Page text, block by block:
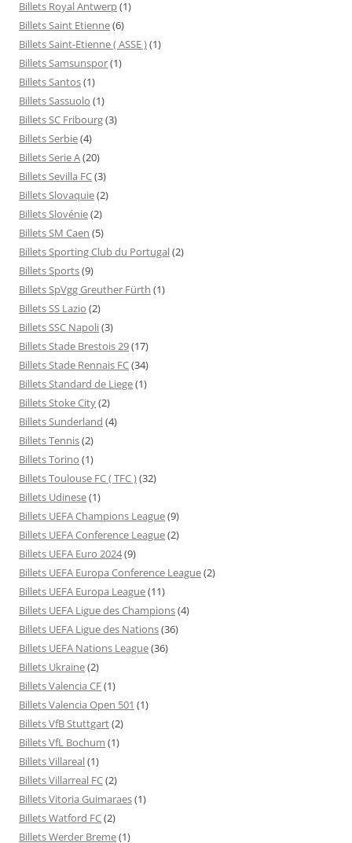
Billets Royal Antwerp(1)
Billets Saint Etienne(6)
Billets Saint-Etienne ( ASSE )(1)
Billets Samsunspor(1)
Billets Santos(1)
Billets Sassuolo (1)
Billets SC Fribourg(3)
Billets Serbie(4)
Billets Serie A(20)
Billets Sevilla FC(3)
Billets Slovaquie(2)
Billets Slovénie(2)
Billets SM Caen (5)
Billets Sporting Club du Portugal(2)
Billets Sports(9)
Billets SpVgg Greuther Fürth (1)
Billets SS Lazio (2)
Billets SSC Napoli(3)
Billets Stade Brestois 29(17)
Billets Stade Rennais FC(34)
Billets Standard de Liege(1)
Billets Stoke City(2)
Billets Sunderland (4)
Billets Tennis(2)
Billets Torino (1)
Billets Toulouse FC ( TFC )(32)
Billets Udinese(1)
Billets UEFA Champions League(9)
Billets UEFA Conference League(2)
Billets UEFA Euro 2024(9)
Billets UEFA Europa Conference League(2)
Billets UEFA Europa League(11)
Billets UEFA Ligue des Champions(4)
Billets UEFA Ligue des Nations(36)
Billets UEFA Nations League(36)
Billets Ukraine(2)
Billets Valencia CF(1)
Billets Valencia Open 501 (1)
Billets VfB Stuttgart(2)
Billets VfL Bochum (1)
Billets Villareal(1)
Billets Villarreal FC(2)
Billets Vitoria Guimaraes(1)
Billets Watford FC(2)
Billets Werder Breme(1)